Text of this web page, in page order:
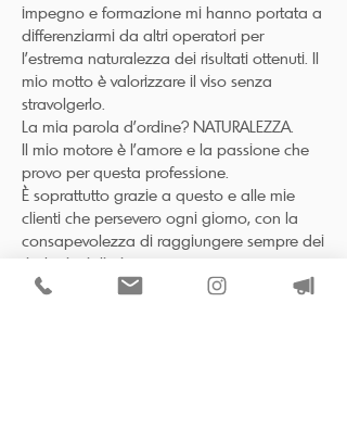
impegno e formazione mi hanno portata a
differenziarmi da altri operatori per
l'estrema naturalezza dei risultati ottenuti. Il
mio motto è valorizzare il viso senza
stravolgerlo.
La mia parola d'ordine? NATURALEZZA.
Il mio motore è l'amore e la passione che
provo per questa professione.
È soprattutto grazie a questo e alle mie
clienti che persevero ogni giorno, con la
consapevolezza di raggiungere sempre dei
risultati migliori.